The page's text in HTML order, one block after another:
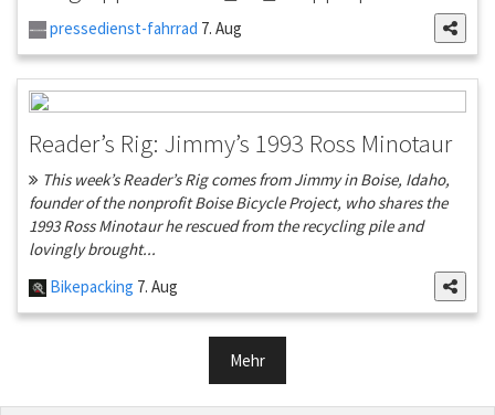
pressedienst-fahrrad 7. Aug
Reader’s Rig: Jimmy’s 1993 Ross Minotaur
This week’s Reader’s Rig comes from Jimmy in Boise, Idaho,
founder of the nonprofit Boise Bicycle Project, who shares the
1993 Ross Minotaur he rescued from the recycling pile and
lovingly brought...
Bikepacking 7. Aug
Mehr